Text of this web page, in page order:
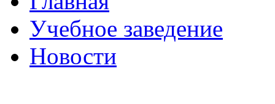
Учебное заведение
Новости